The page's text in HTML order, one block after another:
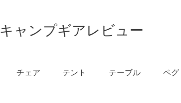
キャンプギアレビュー
チェア テント テーブル ペグ